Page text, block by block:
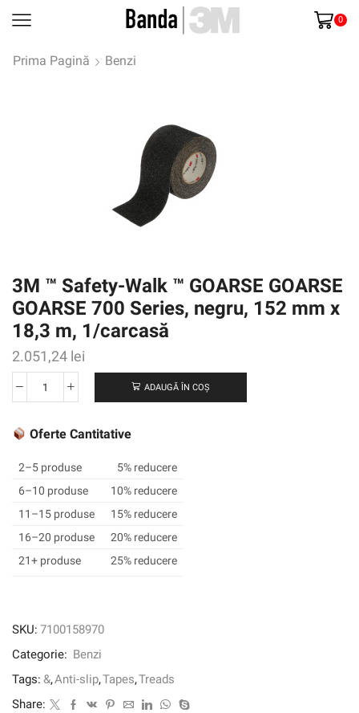
0
Prima Pagină Benzi
3M ™ Safety-Walk ™ GOARSE GOARSE
GOARSE 700 Series, negru, 152 mm x
18,3 m, 1/carcasă
2.051,24 lei
Cantitate
™
Walk
GOARSE
GOARSE
GOARSE
700
mm
18,3
m,
ADAUGĂ ÎN COȘ
Oferte Cantitative
2–5 produse
5% reducere
6–10 produse
10% reducere
11–15 produse
15% reducere
16–20 produse
20% reducere
21+ produse
25% reducere
SKU: 7100158970
Categorie: Benzi
Tags: &,Anti-slip,Tapes,Treads
Share: